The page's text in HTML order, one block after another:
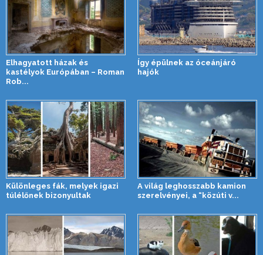
Elhagyatott házak és
kastélyok Európában – Roman
Rob...
Így épülnek az óceánjáró
hajók
Különleges fák, melyek igazi
túlélőnek bizonyultak
A világ leghosszabb kamion
szerelvényei, a “közúti v...